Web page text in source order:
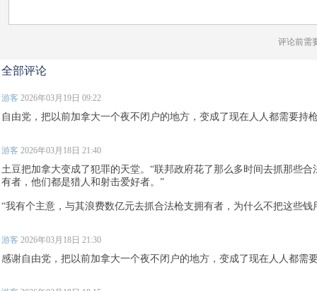
评论前需
全部评论
游客 2026年03月19日 09:22
自由党，把以前加拿大一个夜不闭户的地方，变成了现在人人都需要持
游客 2026年03月18日 21:40
土豆把加拿大变成了犯罪的天堂。“联邦政府花了那么多时间去抓那些
有者，他们都是猎人和射击爱好者。”
“我有个主意，与其浪费数亿元去抓合法枪支拥有者，为什么不把这些钱
游客 2026年03月18日 21:30
感谢自由党，把以前加拿大一个夜不闭户的地方，变成了现在人人都需